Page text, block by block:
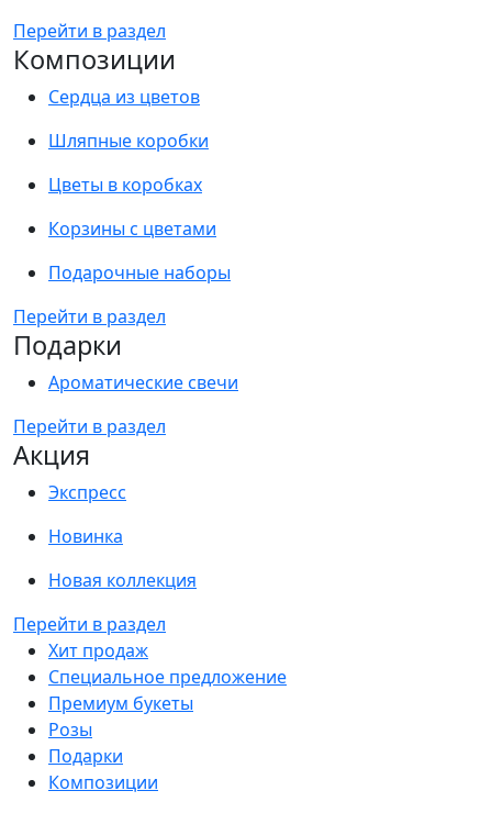
Перейти в раздел
Композиции
Сердца из цветов
Шляпные коробки
Цветы в коробках
Корзины с цветами
Подарочные наборы
Перейти в раздел
Подарки
Ароматические свечи
Перейти в раздел
Акция
Экспресс
Новинка
Новая коллекция
Перейти в раздел
Хит продаж
Специальное предложение
Премиум букеты
Розы
Подарки
Композиции